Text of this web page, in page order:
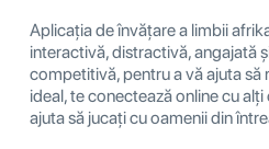
Aplicația de învățare a limbii
interactivă, distractivă, angajată
competitivă, pentru a vă ajuta
ideal, te conectează online cu
ajuta să jucați cu oamenii din